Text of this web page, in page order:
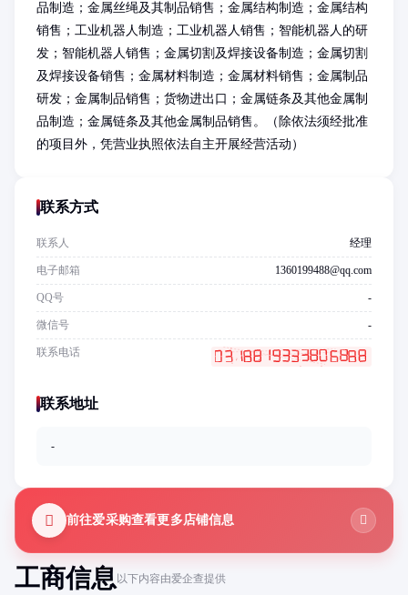
工商信息以下内容由爱企查提供
品制造；金属丝绳及其制品销售；金属结构制造；金属结构
销售；工业机器人制造；工业机器人销售；智能机器人的研
发；智能机器人销售；金属切割及焊接设备制造；金属切割
及焊接设备销售；金属材料制造；金属材料销售；金属制品
研发；金属制品销售；货物进出口；金属链条及其他金属制
品制造；金属链条及其他金属制品销售。（除依法须经批准
的项目外，凭营业执照依法自主开展经营活动）
联系方式
联系人 经理
电子邮箱 1360199488@qq.com
QQ号 -
微信号 -
联系电话
联系地址
-
前往爱采购查看更多店铺信息